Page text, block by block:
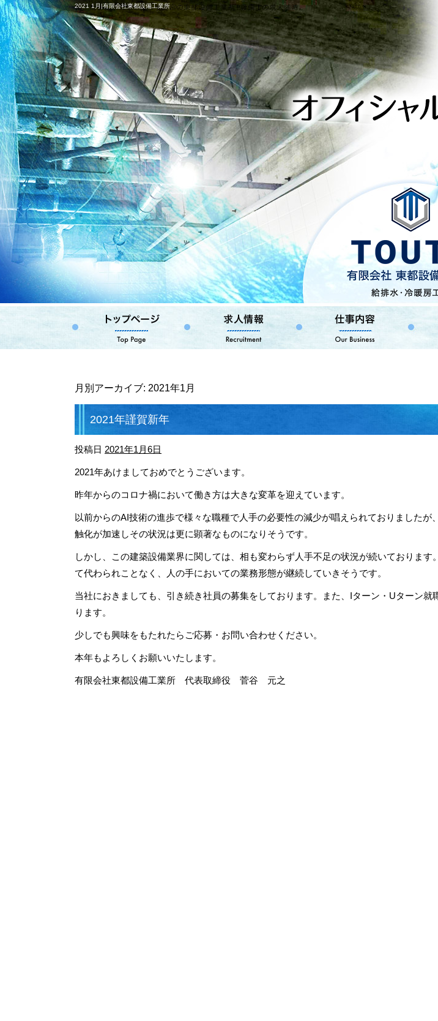
2021 1月|有限会社東都設備工業所
月別アーカイブ: 2021年1月
2021年謹賀新年
投稿日 2021年1月6日
2021年あけましておめでとうございます。
昨年からのコロナ禍において働き方は大きな変革を迎えています。
以前からのAI技術の進歩で様々な職種で人手の必要性の減少が唱えられておりましたが
触化が加速しその状況は更に顕著なものになりそうです。
しかし、この建築設備業界に関しては、相も変わらず人手不足の状況が続いております
て代わられことなく、人の手においての業務形態が継続していきそうです。
当社におきましても、引き続き社員の募集をしております。また、Iターン・Uターン就
ります。
少しでも興味をもたれたらご応募・お問い合わせください。
本年もよろしくお願いいたします。
有限会社東都設備工業所 代表取締役 菅谷 元之